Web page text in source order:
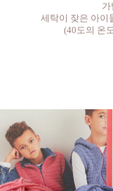
가
세탁이 잦은 아이
(40도의 온